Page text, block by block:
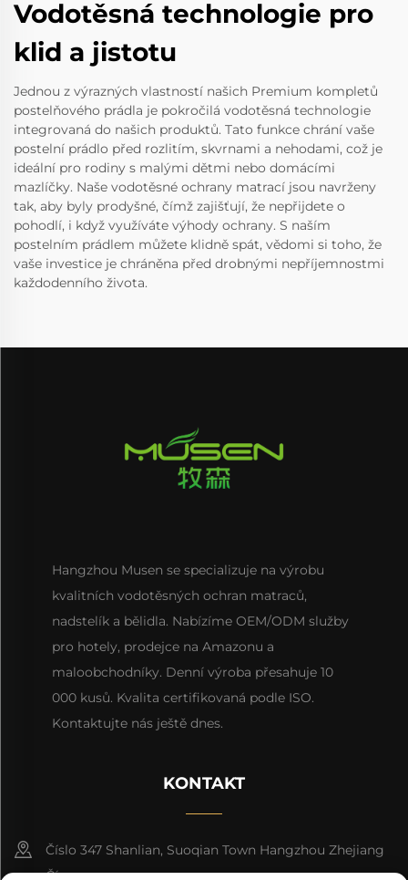
Vodotěsná technologie pro
klid a jistotu
Jednou z výrazných vlastností našich Premium kompletů
postelňového prádla je pokročilá vodotěsná technologie
integrovaná do našich produktů. Tato funkce chrání vaše
postelní prádlo před rozlitím, skvrnami a nehodami, což je
ideální pro rodiny s malými dětmi nebo domácími
mazlíčky. Naše vodotěsné ochrany matrací jsou navrženy
tak, aby byly prodyšné, čímž zajišťují, že nepřijdete o
pohodlí, i když využíváte výhody ochrany. S naším
postelním prádlem můžete klidně spát, vědomi si toho, že
vaše investice je chráněna před drobnými nepříjemnostmi
každodenního života.
Hangzhou Musen se specializuje na výrobu
kvalitních vodotěsných ochran matraců,
nadstelík a bělidla. Nabízíme OEM/ODM služby
pro hotely, prodejce na Amazonu a
maloobchodníky. Denní výroba přesahuje 10
000 kusů. Kvalita certifikovaná podle ISO.
Kontaktujte nás ještě dnes.
KONTAKT
Číslo 347 Shanlian, Suoqian Town Hangzhou Zhejiang
Čína